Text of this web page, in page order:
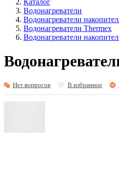
Водонагреватели
Водонагреватели
Водонагреватели Thermex
Водонагреватели
Нет вопросов В избранное